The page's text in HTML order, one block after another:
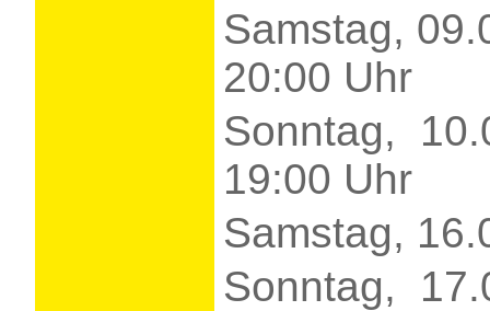
Samstag,
20:00 Uhr
Sonntag,
19:00 Uhr
Samstag,
Sonntag,